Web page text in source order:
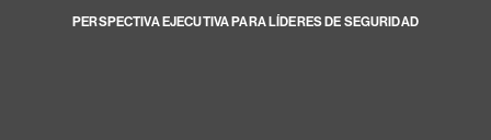
PERSPECTIVA EJECUTIVA PARA LÍDERES DE SEGURIDAD